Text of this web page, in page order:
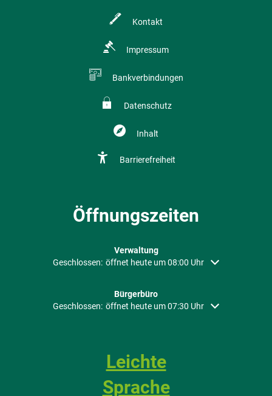
Kontakt
Impressum
Bankverbindungen
Datenschutz
Inhalt
Barrierefreiheit
Öffnungszeiten
Verwaltung
Klicken, um weitere Öffnungs- oder Schließzeiten
Geschlossen: öffnet heute um 08:00 Uhr
Bürgerbüro
Klicken, um weitere Öffnungs- oder Schließzeiten
Geschlossen: öffnet heute um 07:30 Uhr
Leichte
Sprache